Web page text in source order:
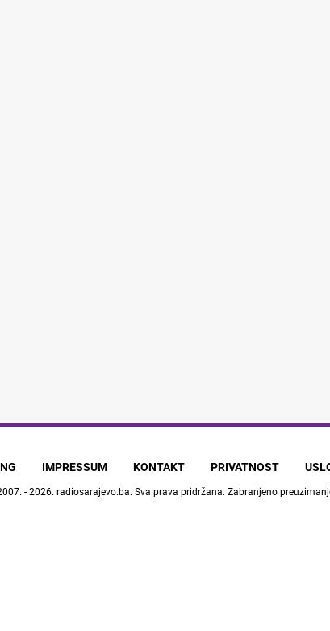
IMPRESSUM KONTAKT PRIVATNOST
- 2026. radiosarajevo.ba. Sva prava pridržana. Zabranjeno